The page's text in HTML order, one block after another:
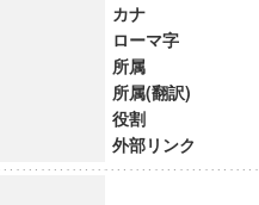
カナ
ローマ字
所属
所属(翻訳)
役割
外部リンク